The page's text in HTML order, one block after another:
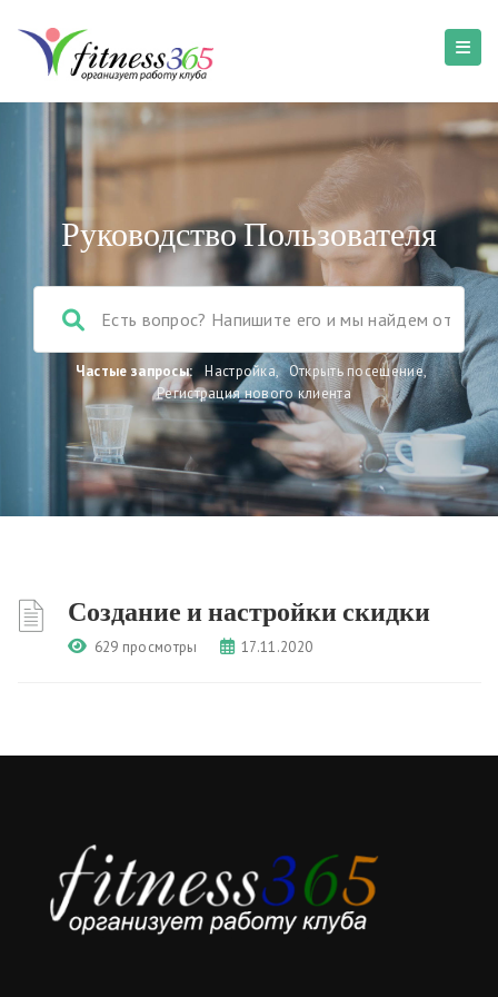
Руководство Пользователя
Частые запросы: Настройка, Открыть посещение,
Регистрация нового клиента
Создание и настройки скидки
629 просмотры 17.11.2020